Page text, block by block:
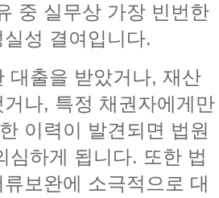
중 실무상 가장 빈번한
성 결여입니다.
대출을 받았거나, 재산
나, 특정 채권자에게만
이력이 발견되면 법원
심하게 됩니다. 또한 법
보완에 소극적으로 대